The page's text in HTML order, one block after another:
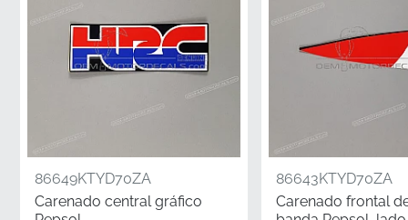
misma maquinaria de corte que las calcomanías
instaladas en la línea de producción, garantizando un
ajuste perfecto.
Enviado plano, nunca enrollado o doblado:
Utilizamos un embalaje rígido especializado para
garantizar que el vinilo permanezca perfectamente
adhesivo antes de que comience la instalación.
86649KTYD70ZA
Carenado central gráfico
86643KTYD70ZA
Carenado frontal